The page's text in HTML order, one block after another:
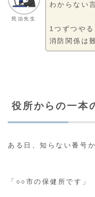
民泊先生
わからない
1つずつや
消防関係は
役所からの一本
ある日、知らない番号
「○○市の保健所です」